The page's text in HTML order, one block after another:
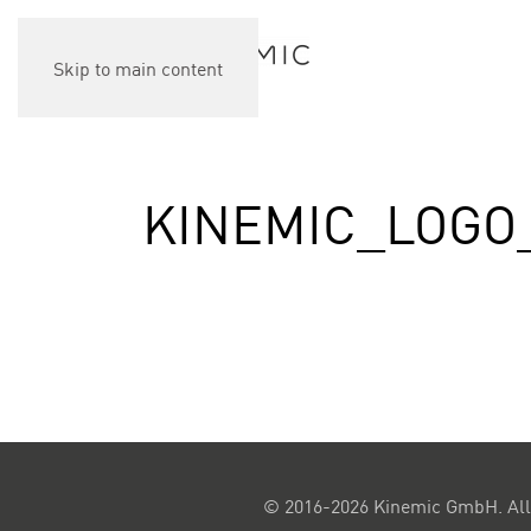
Skip to main content
© 2016-2026 Kinemic GmbH.